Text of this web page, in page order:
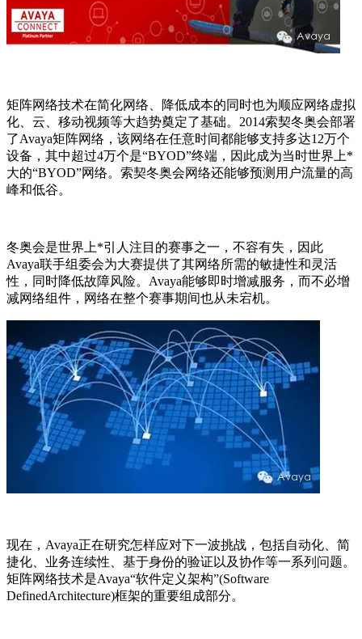
矩阵网络技术在简化网络、降低成本的同时也为顺应网络虚拟
化、云、移动视频等大趋势奠定了基础。 2014索契冬奥会部署
了Avaya矩阵网络，该网络在任意时间都能够支持多达12万个
设备，其中超过4万个是“BYOD”终端，因此成为当时世界上*
大的“BYOD”网络。索契冬奥会网络还能够预测用户流量的高
峰和低谷。
冬奥会是世界上*引人注目的赛事之一，不容有失，因此
Avaya联手组委会为大赛提供了其网络所需的敏捷性和灵活
性，同时降低故障风险。 Avaya能够即时增减服务，而不必增
减网络组件，网络在整个赛事期间也从未宕机。
现在， Avaya正在研究怎样应对下一波挑战，包括自动化、简
捷化、业务连续性、基于身份的验证以及协作等一系列问题。
矩阵网络技术是Avaya“软件定义架构”(Software
DefinedArchitecture)框架的重要组成部分。